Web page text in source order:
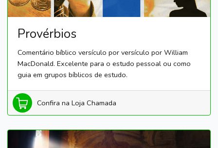
Provérbios
Comentário bíblico versículo por versículo por William
MacDonald. Excelente para o estudo pessoal ou como
guia em grupos bíblicos de estudo.
Confira na Loja Chamada